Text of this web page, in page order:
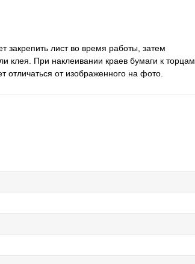
лист во время работы, затем
клея. При наклеивании краев бумаги к торцам
отличаться от изображенного на фото.